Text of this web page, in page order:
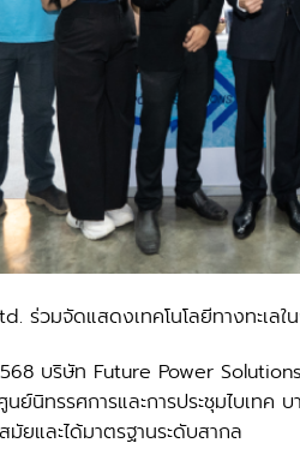
ร่วมจัดแสดงเทคโนโลยีทางทะเ
บริษัท Future Power
ทรรศการและการประชุมไบเทค
มัยและได้มาตรฐานระดับสากล